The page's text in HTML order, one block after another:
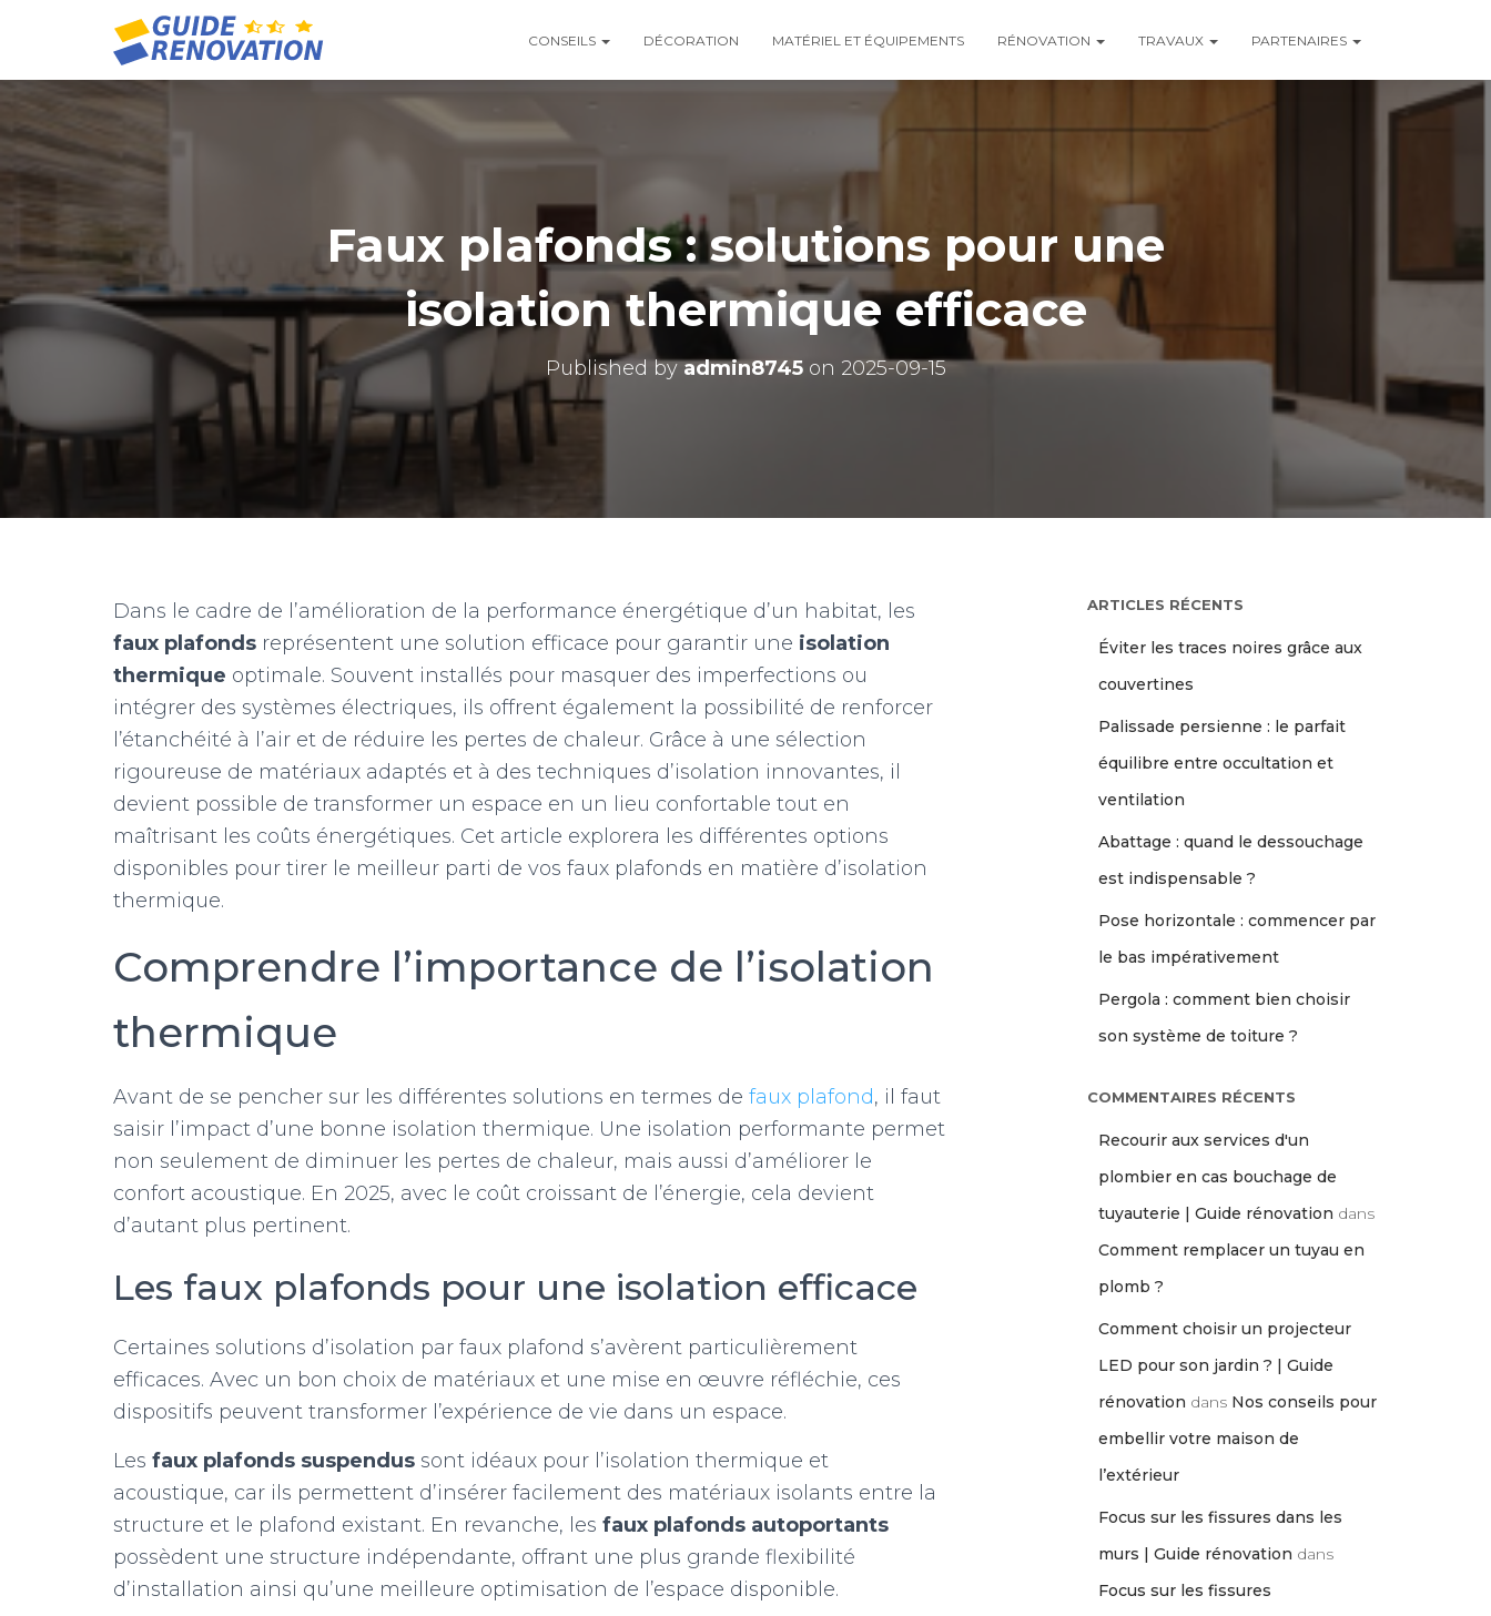
CONSEILS DÉCORATION MATÉRIEL ET ÉQUIPEMENTS RÉNOVATION TRAVAUX PARTENAIRES
Faux plafonds : solutions pour une
isolation thermique efficace
Published byadmin8745on 2025-09-15
Dans le cadre de l’amélioration de la performance énergétique d’un habitat, les
faux plafonds représentent une solution efficace pour garantir une isolation
thermique optimale. Souvent installés pour masquer des imperfections ou
intégrer des systèmes électriques, ils offrent également la possibilité de renforcer
l’étanchéité à l’air et de réduire les pertes de chaleur. Grâce à une sélection
rigoureuse de matériaux adaptés et à des techniques d’isolation innovantes, il
devient possible de transformer un espace en un lieu confortable tout en
maîtrisant les coûts énergétiques. Cet article explorera les différentes options
disponibles pour tirer le meilleur parti de vos faux plafonds en matière d’isolation
thermique.
Comprendre l’importance de l’isolation
thermique
Avant de se pencher sur les différentes solutions en termes de faux plafond, il faut
saisir l’impact d’une bonne isolation thermique. Une isolation performante permet
non seulement de diminuer les pertes de chaleur, mais aussi d’améliorer le
confort acoustique. En 2025, avec le coût croissant de l’énergie, cela devient
d’autant plus pertinent.
Les faux plafonds pour une isolation efficace
Certaines solutions d’isolation par faux plafond s’avèrent particulièrement
efficaces. Avec un bon choix de matériaux et une mise en œuvre réfléchie, ces
dispositifs peuvent transformer l’expérience de vie dans un espace.
Les faux plafonds suspendus sont idéaux pour l’isolation thermique et
acoustique, car ils permettent d’insérer facilement des matériaux isolants entre la
structure et le plafond existant. En revanche, les faux plafonds autoportants
possèdent une structure indépendante, offrant une plus grande flexibilité
d’installation ainsi qu’une meilleure optimisation de l’espace disponible.
ARTICLES RÉCENTS
Éviter les traces noires grâce aux
couvertines
Palissade persienne : le parfait
équilibre entre occultation et
ventilation
Abattage : quand le dessouchage
est indispensable ?
Pose horizontale : commencer par
le bas impérativement
Pergola : comment bien choisir
son système de toiture ?
COMMENTAIRES RÉCENTS
Recourir aux services d'un
plombier en cas bouchage de
tuyauterie | Guide rénovation dans
Comment remplacer un tuyau en
plomb ?
Comment choisir un projecteur
LED pour son jardin ? | Guide
rénovation dans Nos conseils pour
embellir votre maison de
l’extérieur
Focus sur les fissures dans les
murs | Guide rénovation dans
Focus sur les fissures